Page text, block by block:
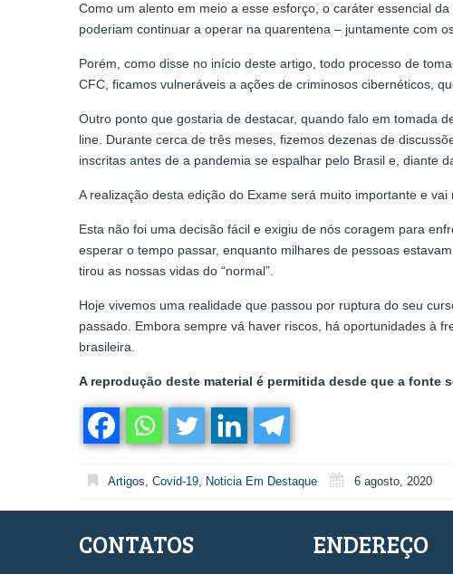
Como um alento em meio a esse esforço, o caráter essencial
poderiam continuar a operar na quarentena – juntamente com
Porém, como disse no início deste artigo, todo processo de
CFC, ficamos vulneráveis a ações de criminosos cibernéticos,
Outro ponto que gostaria de destacar, quando falo em tomada
line. Durante cerca de três meses, fizemos dezenas de
inscritas antes de a pandemia se espalhar pelo Brasil e, diante
A realização desta edição do Exame será muito importante e
Esta não foi uma decisão fácil e exigiu de nós coragem para
esperar o tempo passar, enquanto milhares de pessoas
tirou as nossas vidas do “normal”.
Hoje vivemos uma realidade que passou por ruptura do seu
passado. Embora sempre vá haver riscos, há oportunidades à
brasileira.
A reprodução deste material é permitida desde que a fonte
Artigos, Covid-19, Noticia Em Destaque 6 agosto, 2020
CONTATOS ENDEREÇO